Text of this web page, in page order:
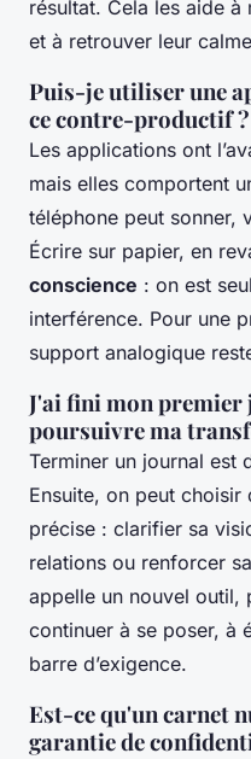
résultat. Cela les aide à
et à retrouver leur
Puis-je utiliser une
ce contre-productif ?
Les applications ont
mais elles comportent
téléphone peut sonner,
Écrire sur papier, en
conscience : on est
interférence. Pour une
support analogique
J'ai fini mon
poursuivre ma
Terminer un journal est
Ensuite, on peut choisir
précise : clarifier sa
relations ou renforcer
appelle un nouvel outil,
continuer à se poser, à
barre d’exigence.
Est-ce qu'un carnet
garantie de